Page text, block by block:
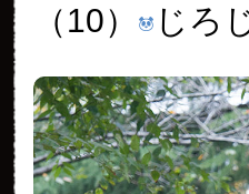
（10） じろ